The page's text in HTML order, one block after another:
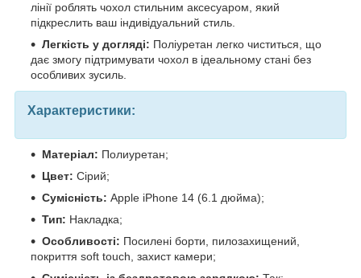
лінії роблять чохол стильним аксесуаром, який
підкреслить ваш індивідуальний стиль.
Легкість у догляді: Поліуретан легко чиститься, що
дає змогу підтримувати чохол в ідеальному стані без
особливих зусиль.
Характеристики:
Матеріал: Полиуретан;
Цвет: Сірий;
Сумісність: Apple iPhone 14 (6.1 дюйма);
Тип: Накладка;
Особливості: Посилені борти, пилозахищений,
покриття soft touch, захист камери;